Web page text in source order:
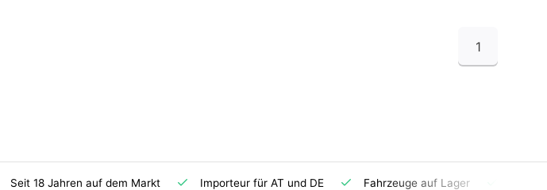
1
Seit 18 Jahren auf dem Markt Importeur für AT und DE Fahrzeuge auf Lager